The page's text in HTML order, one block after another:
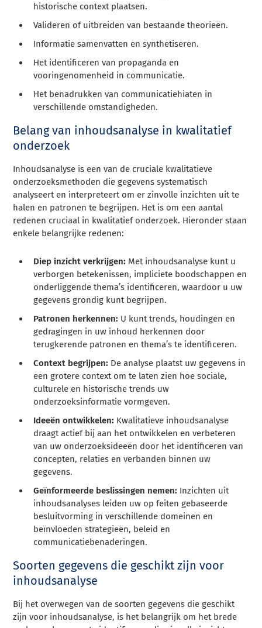
historische context plaatsen.
Valideren of uitbreiden van bestaande theorieën.
Informatie samenvatten en synthetiseren.
Het identificeren van propaganda en
vooringenomenheid in communicatie.
Het benadrukken van communicatiehiaten in
verschillende omstandigheden.
Belang van inhoudsanalyse in kwalitatief
onderzoek
Inhoudsanalyse is een van de cruciale kwalitatieve
onderzoeksmethoden die gegevens systematisch
analyseert en interpreteert om er zinvolle inzichten uit te
halen en patronen te begrijpen. Het is om een aantal
redenen cruciaal in kwalitatief onderzoek. Hieronder staan
enkele belangrijke redenen:
Diep inzicht verkrijgen: Met inhoudsanalyse kunt u
verborgen betekenissen, impliciete boodschappen en
onderliggende thema’s identificeren, waardoor u uw
gegevens grondig kunt begrijpen.
Patronen herkennen: U kunt trends, houdingen en
gedragingen in uw inhoud herkennen door
terugkerende patronen en thema’s te identificeren.
Context begrijpen: De analyse plaatst uw gegevens in
een grotere context om te laten zien hoe sociale,
culturele en historische trends uw
onderzoeksinformatie vormgeven.
Ideeën ontwikkelen: Kwalitatieve inhoudsanalyse
draagt actief bij aan het ontwikkelen en verbeteren
van uw onderzoeksideeën door het identificeren van
concepten, relaties en verbanden binnen uw
gegevens.
Geïnformeerde beslissingen nemen: Inzichten uit
inhoudsanalyses leiden uw op feiten gebaseerde
besluitvorming in verschillende domeinen en
beïnvloeden strategieën, beleid en
communicatiebenaderingen.
Soorten gegevens die geschikt zijn voor
inhoudsanalyse
Bij het overwegen van de soorten gegevens die geschikt
zijn voor inhoudsanalyse, is het belangrijk om het brede